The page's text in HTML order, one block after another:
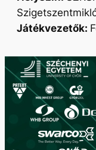
Játékvezetők: